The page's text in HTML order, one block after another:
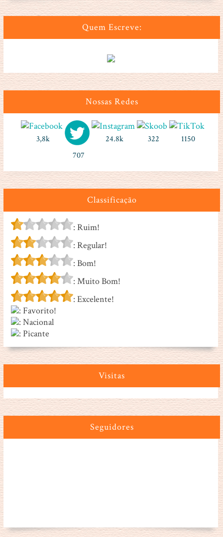
Quem Escreve:
Nossas Redes
3,8k
707
24.8k 322 1150
Classificação
: Ruim!
: Regular!
: Bom!
: Muito Bom!
: Excelente!
: Favorito!
: Nacional
: Picante
Visitas
Seguidores